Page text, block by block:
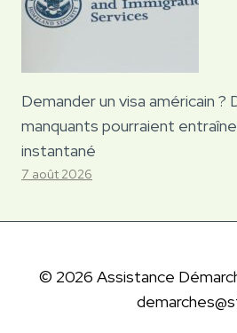
Demander un visa américain
manquants pourraient
instantané
7 août 2026
© 2026 Assistance